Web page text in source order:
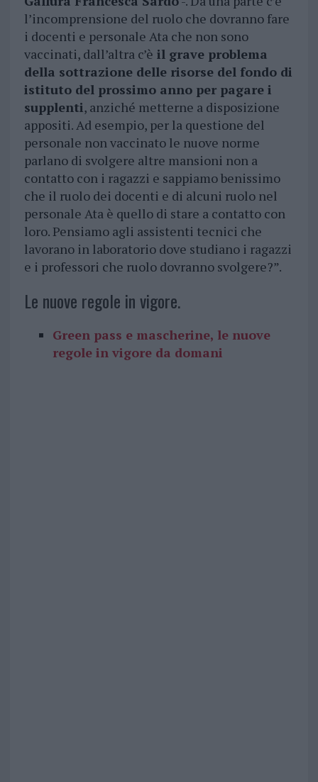
l’incomprensione del ruolo che dovranno fare
i docenti e personale Ata che non sono
vaccinati, dall’altra c’è il grave problema
della sottrazione delle risorse del fondo di
istituto del prossimo anno per pagare i
supplenti, anziché metterne a disposizione
appositi. Ad esempio, per la questione del
personale non vaccinato le nuove norme
parlano di svolgere altre mansioni non a
contatto con i ragazzi e sappiamo benissimo
che il ruolo dei docenti e di alcuni ruolo nel
personale Ata è quello di stare a contatto con
loro. Pensiamo agli assistenti tecnici che
lavorano in laboratorio dove studiano i ragazzi
e i professori che ruolo dovranno svolgere?”.
Le nuove regole in vigore.
Green pass e mascherine, le nuove
regole in vigore da domani